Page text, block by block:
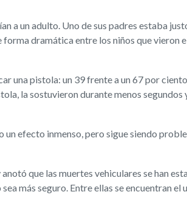
a un adulto. Uno de sus padres estaba
dramática entre los niños que vieron
una pistola: un 39 frente a un 67 por
la sostuvieron durante menos
efecto inmenso, pero sigue siendo
que las muertes vehiculares se han
más seguro. Entre ellas se encuentran